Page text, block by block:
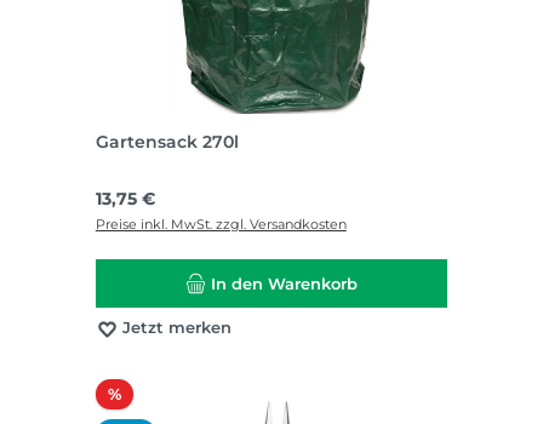
Gartensack 270l
Regulärer Preis:
13,75 €
Preise inkl. MwSt. zzgl. Versandkosten
In den Warenkorb
Jetzt merken
%Rabatt